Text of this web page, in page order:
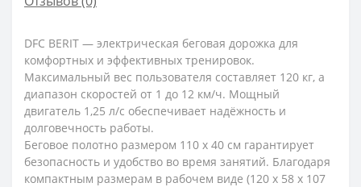
DFC BERIT — электрическая беговая дорожка для
комфортных и эффективных тренировок.
Максимальный вес пользователя составляет 120 кг, а
диапазон скоростей от 1 до 12 км/ч. Мощный
двигатель 1,25 л/с обеспечивает надёжность и
долговечность работы.
Беговое полотно размером 110 х 40 см гарантирует
безопасность и удобство во время занятий. Благодаря
компактным размерам в рабочем виде (120 х 58 х 107